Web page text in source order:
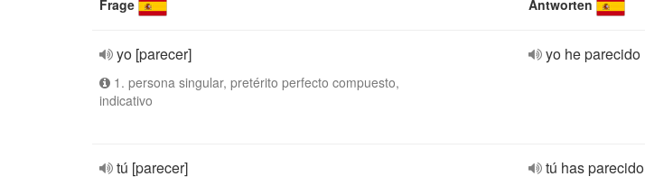
Frage Antworten
yo [parecer]
1. persona singular, pretérito perfecto compuesto,
indicativo
yo he parecido
tú [parecer] tú has parecido